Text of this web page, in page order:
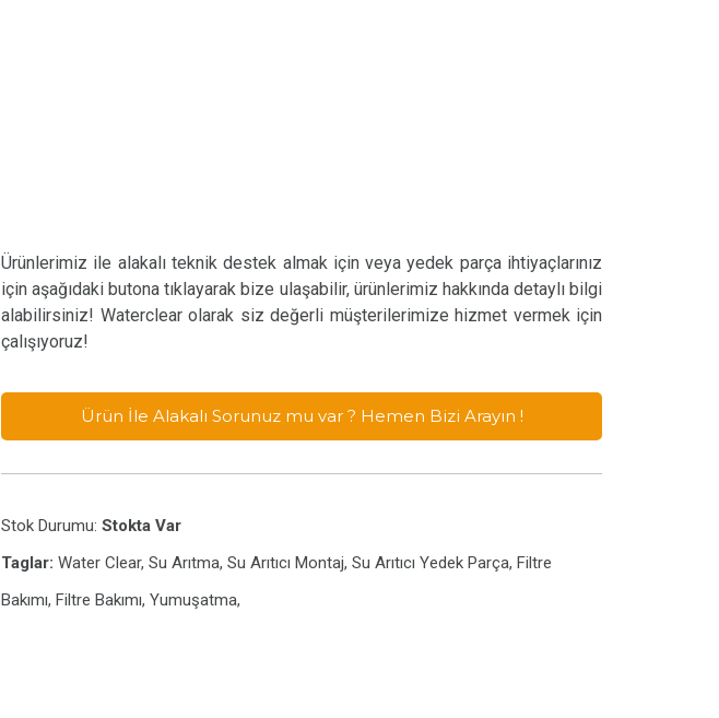
Ürünlerimiz ile alakalı teknik destek almak için veya yedek parça ihtiyaçlarınız
için aşağıdaki butona tıklayarak bize ulaşabilir, ürünlerimiz hakkında detaylı bilgi
alabilirsiniz! Waterclear olarak siz değerli müşterilerimize hizmet vermek için
çalışıyoruz!
Ürün İle Alakalı Sorunuz mu var ? Hemen Bizi Arayın !
Stok Durumu: Stokta Var
Taglar: Water Clear, Su Arıtma, Su Arıtıcı Montaj, Su Arıtıcı Yedek Parça, Filtre
Bakımı, Filtre Bakımı, Yumuşatma,